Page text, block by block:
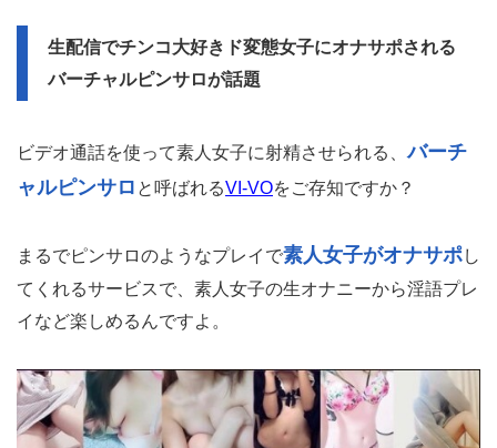
生配信でチンコ大好きド変態女子にオナサポされる
バーチャルピンサロが話題
ビデオ通話を使って素人女子に射精させられる、バーチ
ャルピンサロ と呼ばれるVI-VOをご存知ですか？
まるでピンサロのようなプレイで素人女子がオナサポし
てくれるサービスで、素人女子の生オナニーから淫語プレ
イなど楽しめるんですよ。